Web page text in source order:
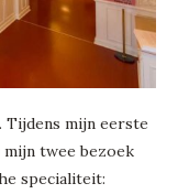
Tijdens mijn eerste
twee bezoek
specialiteit: